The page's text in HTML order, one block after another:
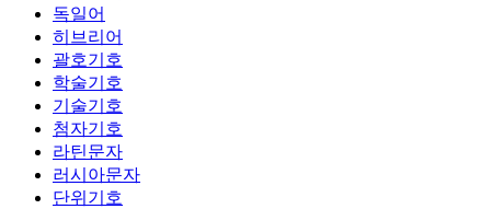
독일어
히브리어
괄호기호
학술기호
기술기호
첨자기호
라틴문자
러시아문자
단위기호